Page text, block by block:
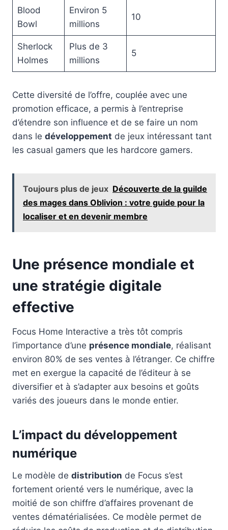
Blood
Bowl
Environ 5
millions
10
Sherlock
Holmes
Plus de 3
millions
5
Cette diversité de l’offre, couplée avec une
promotion efficace, a permis à l’entreprise
d’étendre son influence et de se faire un nom
dans le développement de jeux intéressant tant
les casual gamers que les hardcore gamers.
Toujours plus de jeux Découverte de la guilde
des mages dans Oblivion : votre guide pour la
localiser et en devenir membre
Une présence mondiale et
une stratégie digitale
effective
Focus Home Interactive a très tôt compris
l’importance d’une présence mondiale, réalisant
environ 80% de ses ventes à l’étranger. Ce chiffre
met en exergue la capacité de l’éditeur à se
diversifier et à s’adapter aux besoins et goûts
variés des joueurs dans le monde entier.
L’impact du développement
numérique
Le modèle de distribution de Focus s’est
fortement orienté vers le numérique, avec la
moitié de son chiffre d’affaires provenant de
ventes dématérialisées. Ce modèle permet de